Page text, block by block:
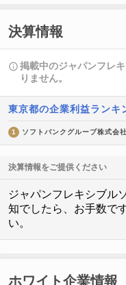
決算情報
掲載中のジャパンフレ
りません。
東京都の企業利益ランキ
1 ソフトバンクグループ株式会社
決算情報をご提供ください
ジャパンフレキシブル
知でしたら、お手数で
い。
ホワイト企業情報